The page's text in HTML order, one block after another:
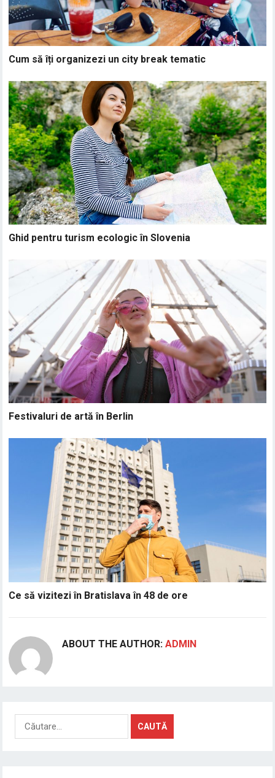
Cum să îți organizezi un city break tematic
Ghid pentru turism ecologic în Slovenia
Festivaluri de artă în Berlin
Ce să vizitezi în Bratislava în 48 de ore
ABOUT THE AUTHOR:ADMIN
Caută
după: